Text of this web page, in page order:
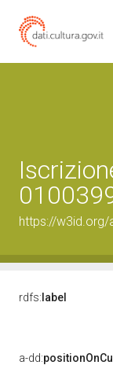
https://
rdfs: label
a-dd: